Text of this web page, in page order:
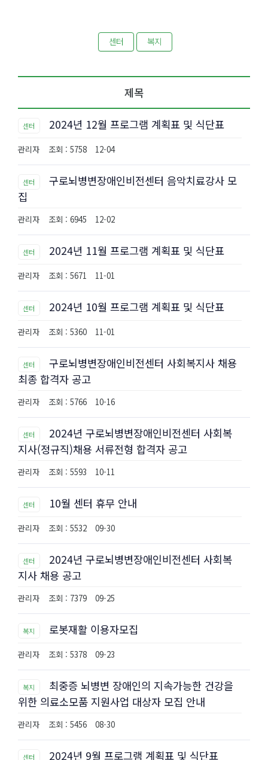
센터 복지
제목
센터 2024년 12월 프로그램 계획표 및 식단표
관리자 조회 : 5758 12-04
센터
구로뇌병변장애인비전센터 음악치료강사 모
집
관리자 조회 : 6945 12-02
센터 2024년 11월 프로그램 계획표 및 식단표
관리자 조회 : 5671 11-01
센터 2024년 10월 프로그램 계획표 및 식단표
관리자 조회 : 5360 11-01
센터
구로뇌병변장애인비전센터 사회복지사 채용
최종 합격자 공고
관리자 조회 : 5766 10-16
센터
2024년 구로뇌병변장애인비전센터 사회복
지사(정규직)채용 서류전형 합격자 공고
관리자 조회 : 5593 10-11
센터 10월 센터 휴무 안내
관리자 조회 : 5532 09-30
센터
2024년 구로뇌병변장애인비전센터 사회복
지사 채용 공고
관리자 조회 : 7379 09-25
복지 로봇재활 이용자모집
관리자 조회 : 5378 09-23
복지
최중증 뇌병변 장애인의 지속가능한 건강을
위한 의료소모품 지원사업 대상자 모집 안내
관리자 조회 : 5456 08-30
센터 2024년 9월 프로그램 계획표 및 식단표